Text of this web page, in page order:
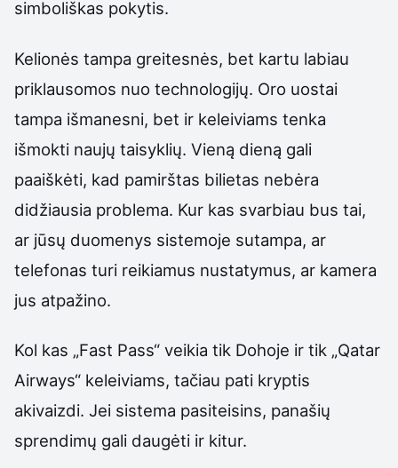
simboliškas pokytis.
Kelionės tampa greitesnės, bet kartu labiau
priklausomos nuo technologijų. Oro uostai
tampa išmanesni, bet ir keleiviams tenka
išmokti naujų taisyklių. Vieną dieną gali
paaiškėti, kad pamirštas bilietas nebėra
didžiausia problema. Kur kas svarbiau bus tai,
ar jūsų duomenys sistemoje sutampa, ar
telefonas turi reikiamus nustatymus, ar kamera
jus atpažino.
Kol kas „Fast Pass“ veikia tik Dohoje ir tik „Qatar
Airways“ keleiviams, tačiau pati kryptis
akivaizdi. Jei sistema pasiteisins, panašių
sprendimų gali daugėti ir kitur.